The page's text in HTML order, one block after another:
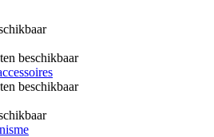
beschikbaar
beschikbaar